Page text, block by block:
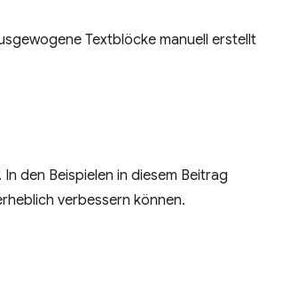
Textblöcke manuell erstellt
. In den Beispielen in diesem Beitrag
verbessern können.